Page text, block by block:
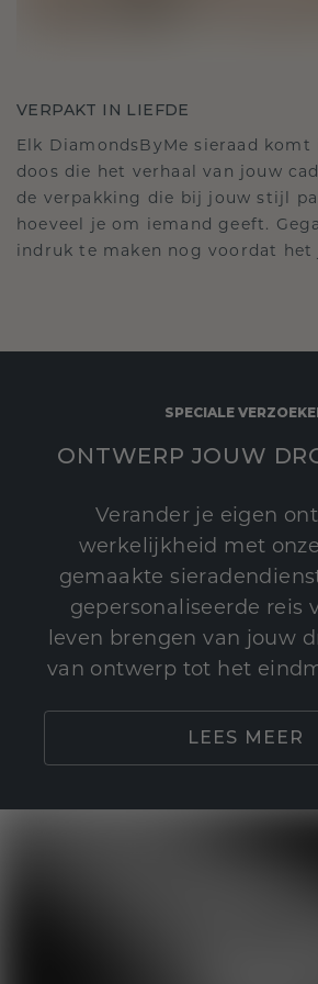
VERPAKT IN LIEFDE
Elk DiamondsByMe sieraad komt
doos die het verhaal van jouw
de verpakking die bij jouw stijl
hoeveel je om iemand geeft.
indruk te maken nog voordat
SPECIALE
ONTWERP JOUW
Verander je eigen
werkelijkheid met
gemaakte
gepersonaliseerde reis
leven brengen van jouw
van ontwerp tot het
LEES MEER